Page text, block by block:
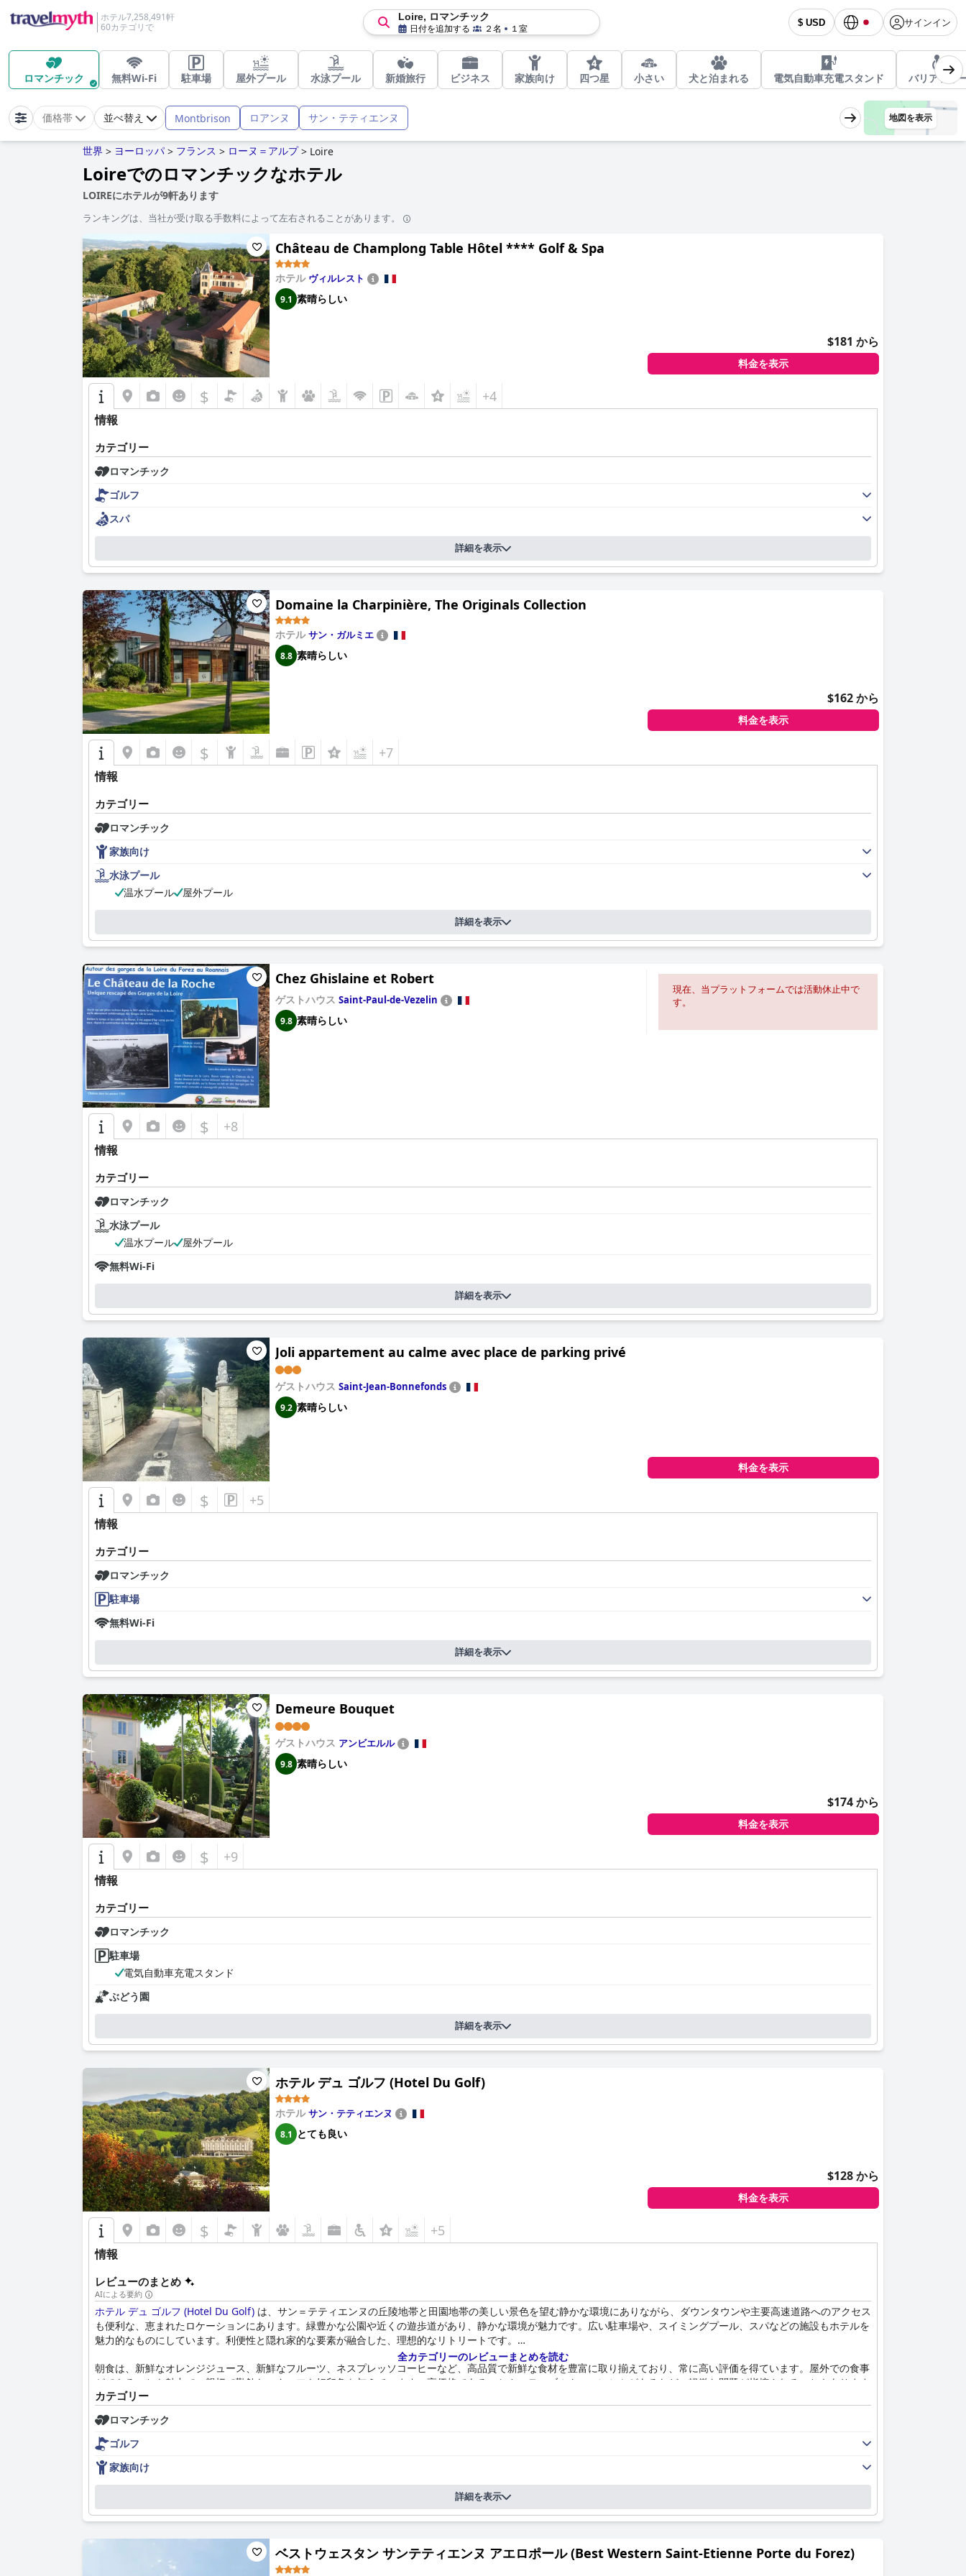
ホテル7,258,491軒
60カテゴリで
$ USD サインイン
Loire, ロマンチック
日付を追加する ２名 １室
ロマンチック 無料Wi-Fi 駐車場 屋外プール 水泳プール 新婚旅行 ビジネス 家族向け 四つ星 小さい 犬と泊まれる 電気自動車充電スタンド バリアフリ
価格帯 並べ替え Montbrison ロアンヌ サン・テティエンヌ 地図を表示
世界 > ヨーロッパ > フランス > ローヌ＝アルプ > Loire
Loireでのロマンチックなホテル
LOIREにホテルが9軒あります
ランキングは、当社が受け取る手数料によって左右されることがあります。
Château de Champlong Table Hôtel **** Golf & Spa
ホテル ヴィルレスト
9.1 素晴らしい
$181 から
料金を表示
$ +4
情報
カテゴリー
ロマンチック
ゴルフ
スパ
詳細を表示
Domaine la Charpinière, The Originals Collection
ホテルサン・ガルミエ
8.8 素晴らしい
$162 から
料金を表示
$ +7
情報
カテゴリー
ロマンチック
家族向け
水泳プール
温水プール
屋外プール
詳細を表示
Chez Ghislaine et Robert
ゲストハウス Saint-Paul-de-Vezelin
9.8 素晴らしい
現在、当プラットフォームでは活動休止中で
す。
$ +8
情報
カテゴリー
ロマンチック
水泳プール
温水プール
屋外プール
無料Wi-Fi
詳細を表示
Joli appartement au calme avec place de parking privé
ゲストハウス Saint-Jean-Bonnefonds
9.2 素晴らしい
料金を表示
$ +5
情報
カテゴリー
ロマンチック
駐車場
無料Wi-Fi
詳細を表示
Demeure Bouquet
ゲストハウス アンビエルル
9.8 素晴らしい
$174 から
料金を表示
$ +9
情報
カテゴリー
ロマンチック
駐車場
電気自動車充電スタンド
ぶどう園
詳細を表示
ホテル デュ ゴルフ (Hotel Du Golf)
ホテルサン・テティエンヌ
8.1 とても良い
$128 から
料金を表示
$ +5
情報
レビューのまとめ
AIによる要約
ホテル デュ ゴルフ (Hotel Du Golf) は、サン＝テティエンヌの丘陵地帯と田園地帯の美しい景色を望む静かな環境にありながら、ダウンタウンや主要高速道路へのアクセス
も便利な、恵まれたロケーションにあります。緑豊かな公園や近くの遊歩道があり、静かな環境が魅力です。広い駐車場や、スイミングプール、スパなどの施設もホテルを
魅力的なものにしています。利便性と隠れ家的な要素が融合した、理想的なリトリートです。
朝食は、新鮮なオレンジジュース、新鮮なフルーツ、ネスプレッソコーヒーなど、高品質で新鮮な食材を豊富に取り揃えており、常に高い評価を得ています。屋外での食事
ができることも魅力で、親切で勤勉なスタッフも好印象を与えています。高価格であることや、テーブルクロスにシミがあるなどの軽微な問題が指摘されることもあります
が、朝食は依然としてハイライトです。
ホテルのダイニングは、敷地内のレストランが、素晴らしい料理と丁寧に調理された料理で頻繁に称賛されており、際立っています。特にプールサイドでの食事が人気で、
バラエティ豊かで国際的なメニューが好評です。料金が高いと感じたり、待ち時間が長いと感じたりするゲストもいますが、料理の質と快適な雰囲気は、思い出に残る食事
体験となっています。
ホテル デュ ゴルフ (Hotel Du Golf)の客室は、快適さと広さについて、ほとんどが肯定的な評価を得ています。清潔で整頓された客室には、良好な空調設備と機能的なバス
ルームが備わっており、好評です。しかし、清掃の問題、古い家具、遮音性の悪さなどの問題に遭遇したゲストもいます。これらの欠点はあるものの、全体的な印象は快適
で楽しい滞在であり、特に広々とした静かな環境を重視する人にとってはそうです。
清潔さは概ね良好で、ホテルは清潔で手入れが行き届いていると評価されています。ほとんどのゲストは、清潔な客室と快適な宿泊施設に満足しています。しかし、シミの
付いたタオルや、プールサイドの汚れた足洗い場などの問題も指摘されており、改善の余地があることを示しています。フレンドリーなスタッフと美しい内装が、多くのゲ
ストにとってこれらの懸念を打ち消しています。
全カテゴリーのレビューまとめを読む
カテゴリー
ロマンチック
ゴルフ
家族向け
詳細を表示
ベストウェスタン サンテティエンヌ アエロポール (Best Western Saint-Etienne Porte du Forez)